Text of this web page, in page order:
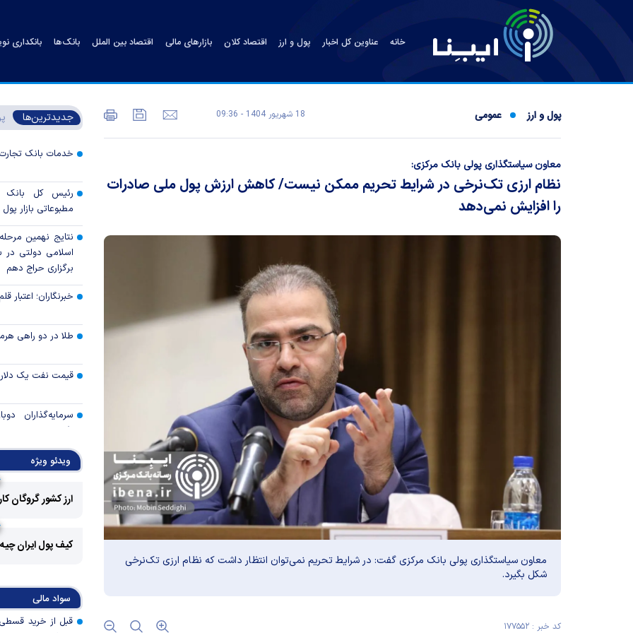
خانه عناوین کل اخبار پول و ارز اقتصاد کلان بازارهای مالی اقتصاد بین الملل بانک‌ها بانکداری
پول و ارز عمومی 18 شهريور 1404 - 09:36
معاون سیاستگذاری پولی بانک مرکزی:
نظام ارزی تک‌نرخی در شرایط تحریم ممکن نیست/ کاهش ارزش پول ملی صادرات
را افزایش نمی‌دهد
معاون سیاستگذاری پولی بانک مرکزی گفت: در شرایط تحریم نمی‌توان انتظار داشت که نظام ارزی تک‌نرخی
شکل بگیرد.
کد خبر : ۱۷۷۵۵۲
جدیدترین‌ها
خدمات بانک
رئیس کل بانک
مطبوعاتی بازار پول
نتایج نهمین
برگزاری حراج دهم
خبرنگاران؛ اعتبار
طلا در دو راهی
قیمت نفت یک دلار
سرمایه‌گذاران
رفتند
شوک جدید در بازار
تأمین مالی
چگونه دیپلماسی
صیانت از
بیمه‌ای؛ ضرورتی
عمومی و پایداری
ویدئو ویژه
ارز کشور گروگان
کیف پول ایران
سواد مالی